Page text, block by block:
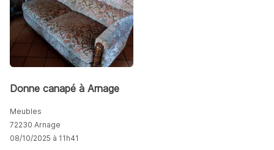
Donne canapé à Arnage
Meubles
72230 Arnage
08/10/2025 à 11h41